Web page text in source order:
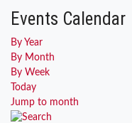
Events Calendar
By Year
By Month
By Week
Today
Jump to month